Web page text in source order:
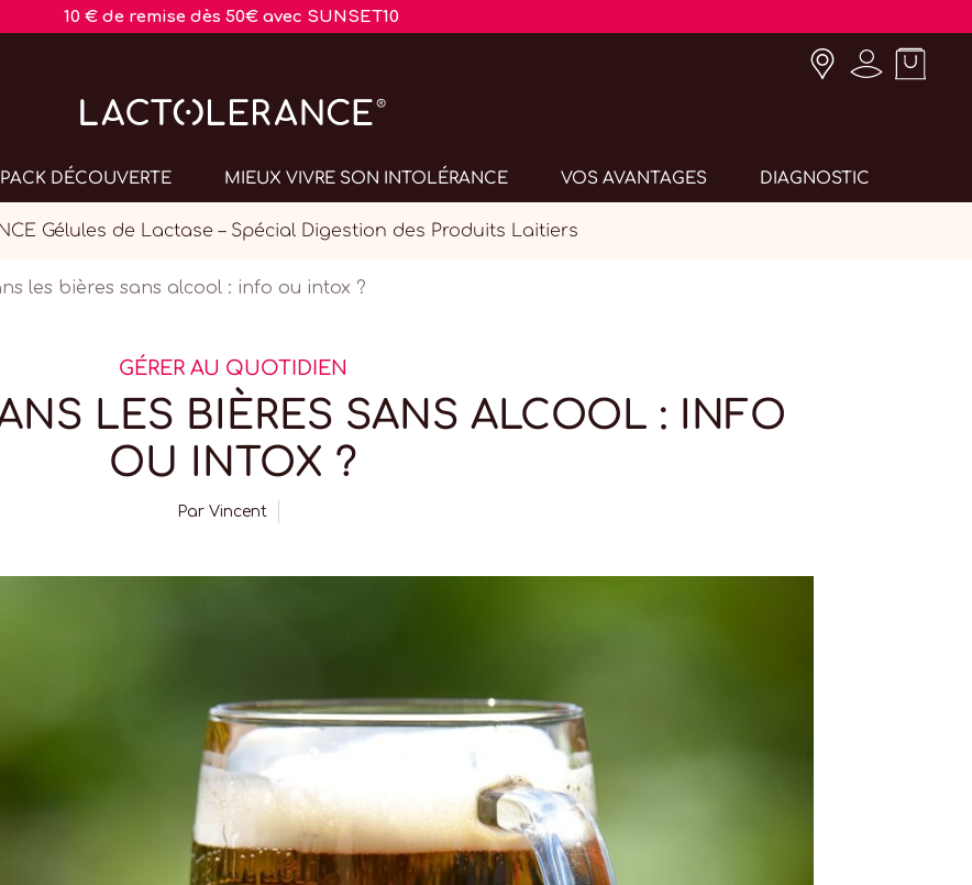
10 € de remise dès 50€ avec SUNSET10
PACK DÉCOUVERTE MIEUX VIVRE SON INTOLÉRANCE VOS AVANTAGES DIAGNOSTIC
Gélules de Lactase – Spécial Digestion des Produits Laitiers
les bières sans alcool : info ou intox ?
GÉRER AU QUOTIDIEN
LES BIÈRES SANS ALCOOL : INFO
OU INTOX ?
Par Vincent